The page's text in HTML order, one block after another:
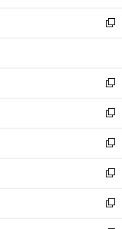
開
く
ウ
で
開
ン
ド
ウ
開
く
ウ
ィ
ン
ウ
で
開
く
し
い
ウ
ン
ド
ウ
で
開
く
新
し
ウ
ィ
ン
ド
ウ
で
開
く
新
し
い
ウ
ィ
ン
ド
ウ
で
開
新
し
い
ウ
ィ
ン
ド
ウ
新
し
い
ウ
ィ
ン
新
し
い
ウ
新
し